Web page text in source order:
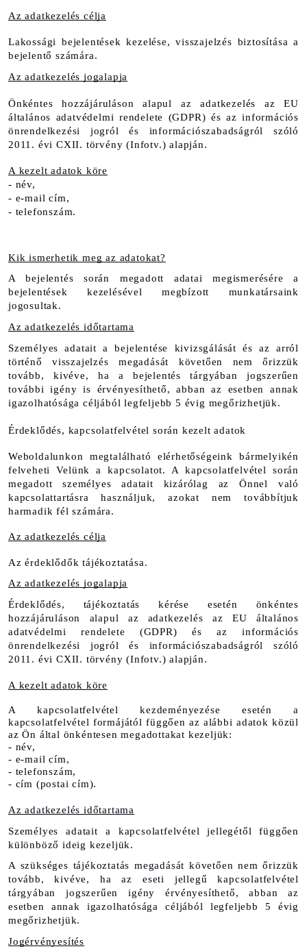
Az adatkezelés célja
Lakossági bejelentések kezelése, visszajelzés biztosítása a
bejelentő számára.
Az adatkezelés jogalapja
Önkéntes hozzájáruláson alapul az adatkezelés az EU
általános adatvédelmi rendelete (GDPR) és az információs
önrendelkezési jogról és információszabadságról szóló
2011. évi CXII. törvény (Infotv.) alapján.
A kezelt adatok köre
- név,
- e-mail cím,
- telefonszám.
Kik ismerhetik meg az adatokat?
A bejelentés során megadott adatai megismerésére a
bejelentések kezelésével megbízott munkatársaink
jogosultak.
Az adatkezelés időtartama
Személyes adatait a bejelentése kivizsgálását és az arról
történő visszajelzés megadását követően nem őrizzük
tovább, kivéve, ha a bejelentés tárgyában jogszerűen
további igény is érvényesíthető, abban az esetben annak
igazolhatósága céljából legfeljebb 5 évig megőrizhetjük.
Érdeklődés, kapcsolatfelvétel során kezelt adatok
Weboldalunkon megtalálható elérhetőségeink bármelyikén
felveheti Velünk a kapcsolatot. A kapcsolatfelvétel során
megadott személyes adatait kizárólag az Önnel való
kapcsolattartásra használjuk, azokat nem továbbítjuk
harmadik fél számára.
Az adatkezelés célja
Az érdeklődők tájékoztatása.
Az adatkezelés jogalapja
Érdeklődés, tájékoztatás kérése esetén önkéntes
hozzájáruláson alapul az adatkezelés az EU általános
adatvédelmi rendelete (GDPR) és az információs
önrendelkezési jogról és információszabadságról szóló
2011. évi CXII. törvény (Infotv.) alapján.
A kezelt adatok köre
A kapcsolatfelvétel kezdeményezése esetén a
kapcsolatfelvétel formájától függően az alábbi adatok közül
az Ön által önkéntesen megadottakat kezeljük:
- név,
- e-mail cím,
- telefonszám,
- cím (postai cím).
Az adatkezelés időtartama
Személyes adatait a kapcsolatfelvétel jellegétől függően
különböző ideig kezeljük.
A szükséges tájékoztatás megadását követően nem őrizzük
tovább, kivéve, ha az eseti jellegű kapcsolatfelvétel
tárgyában jogszerűen igény érvényesíthető, abban az
esetben annak igazolhatósága céljából legfeljebb 5 évig
megőrizhetjük.
Jogérvényesítés